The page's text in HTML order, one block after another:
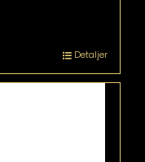
Detaljer